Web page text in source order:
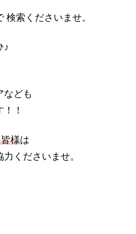
検索くださいませ。
♪
なども
！
様は
くださいませ。